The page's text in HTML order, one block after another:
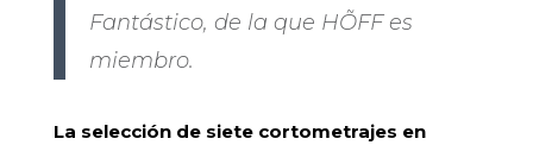
Fantástico, de la que HÕFF es
miembro.
La selección de siete cortometrajes en